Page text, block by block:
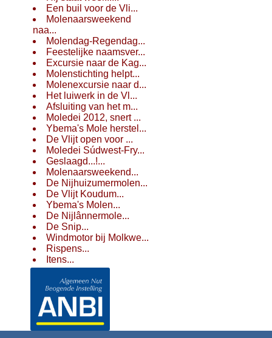
Een buil voor de Vli...
Molenaarsweekend
naa...
Molendag-Regendag...
Feestelijke naamsver...
Excursie naar de Kag...
Molenstichting helpt...
Molenexcursie naar d...
Het luiwerk in de Vl...
Afsluiting van het m...
Moledei 2012, snert ...
Ybema's Mole herstel...
De Vlijt open voor ...
Moledei Súdwest-Fry...
Geslaagd...!...
Molenaarsweekend...
De Nijhuizumermolen...
De Vlijt Koudum...
Ybema's Molen...
De Nijlânnermole...
De Snip...
Windmotor bij Molkwe...
Rispens...
Itens...